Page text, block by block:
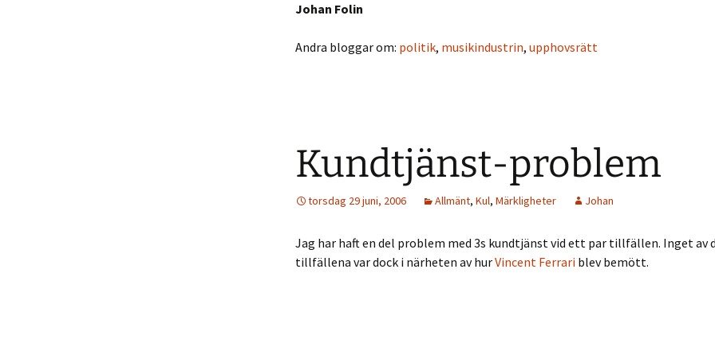
Johan Folin
Andra bloggar om: politik, musikindustrin, upphovsrätt
Kundtjänst-problem
torsdag 29 juni, 2006 Allmänt, Kul, Märkligheter Johan
Jag har haft en del problem med 3s kundtjänst vid ett par tillfällen. Inget av
tillfällena var dock i närheten av hurVincent Ferrari blev bemött.